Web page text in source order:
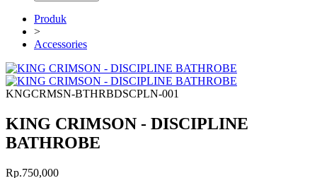
Produk
>
Accessories
KNGCRMSN-BTHRBDSCPLN-001
KING CRIMSON - DISCIPLINE
BATHROBE
Rp.750,000